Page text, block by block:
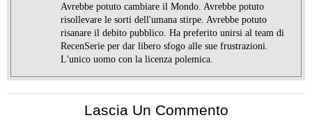
Avrebbe potuto cambiare il Mondo. Avrebbe potuto
risollevare le sorti dell'umana stirpe. Avrebbe potuto
risanare il debito pubblico. Ha preferito unirsi al team di
RecenSerie per dar libero sfogo alle sue frustrazioni.
L'unico uomo con la licenza polemica.
Lascia Un Commento